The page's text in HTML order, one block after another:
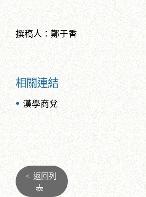
撰稿人：鄭于香
相關連結
漢學商兌
< 返回列
表